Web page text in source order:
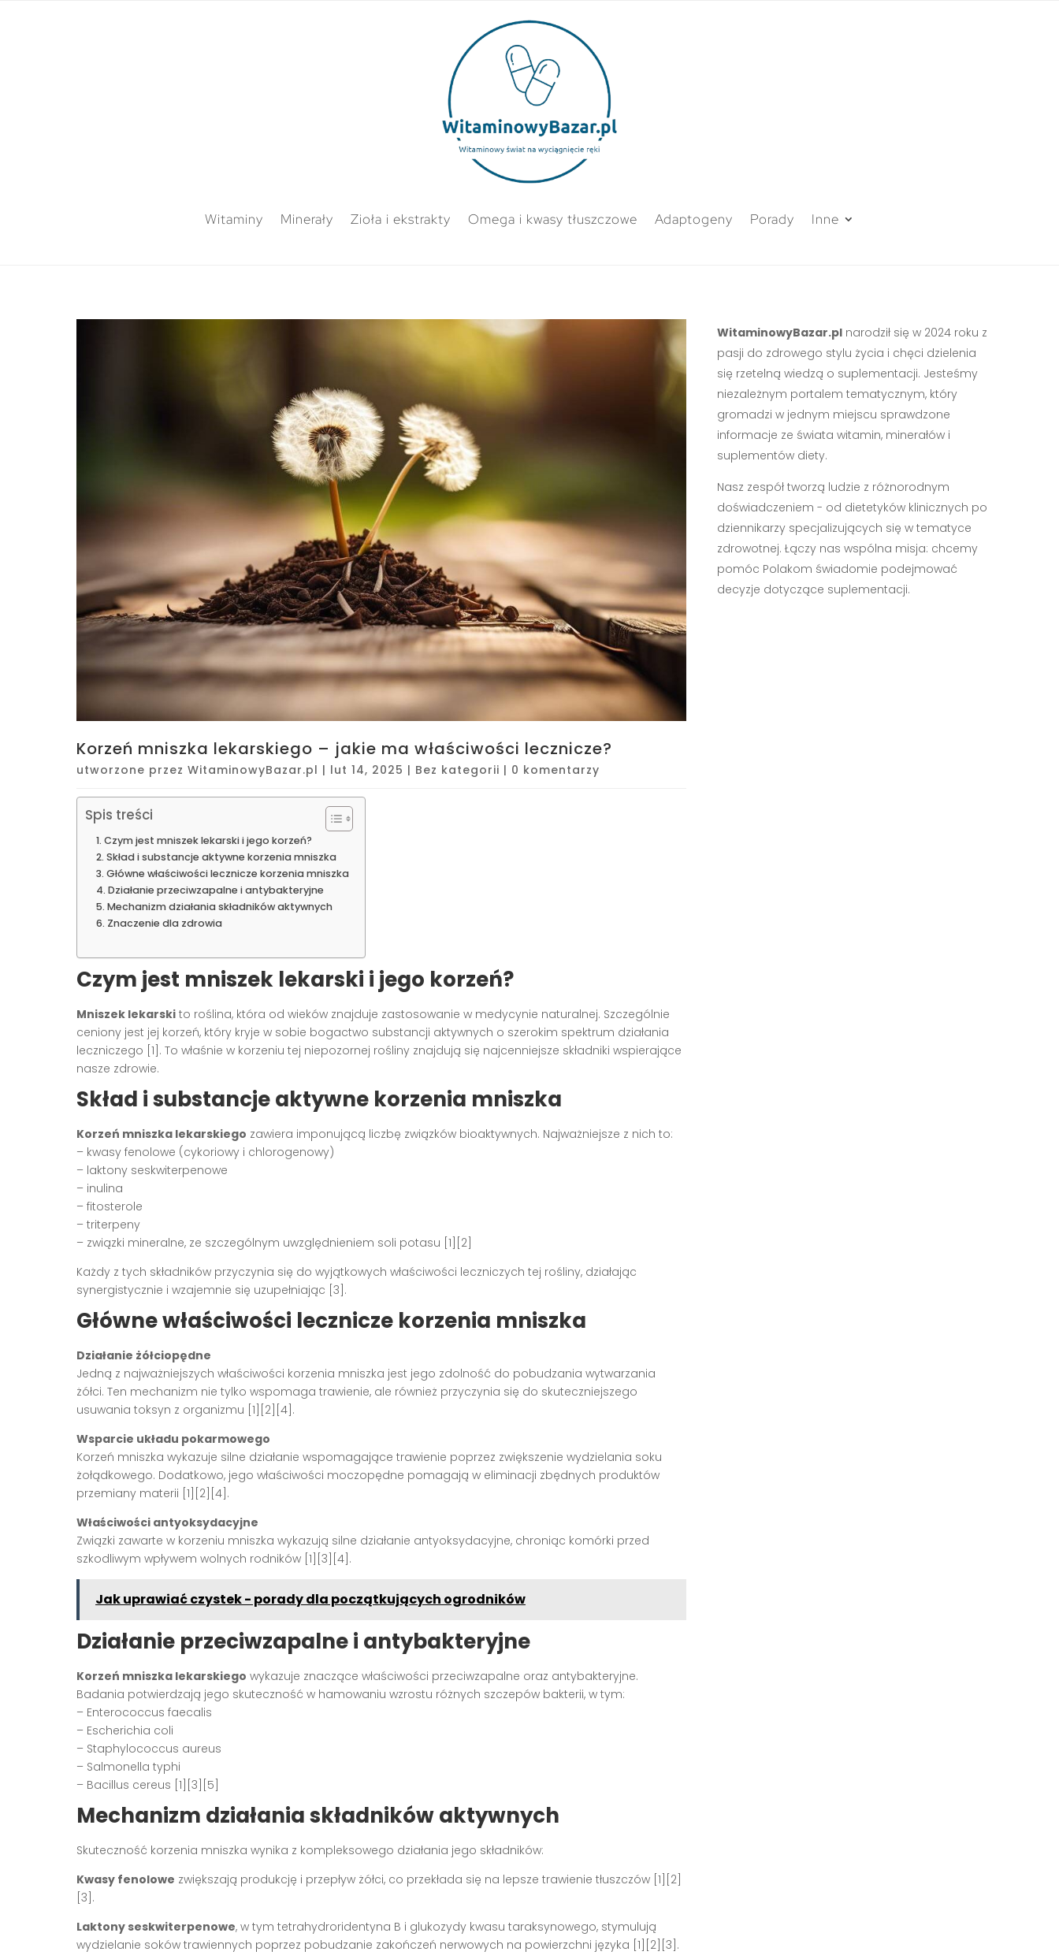
Witaminy Minerały Zioła i ekstrakty Omega i kwasy tłuszczowe Adaptogeny Porady Inne
Korzeń mniszka lekarskiego – jakie ma właściwości lecznicze?
utworzone przez WitaminowyBazar.pl | lut 14, 2025 | Bez kategorii | 0 komentarzy
Spis treści
Czym jest mniszek lekarski i jego korzeń?
Skład i substancje aktywne korzenia mniszka
Główne właściwości lecznicze korzenia mniszka
Działanie przeciwzapalne i antybakteryjne
Mechanizm działania składników aktywnych
Znaczenie dla zdrowia
Czym jest mniszek lekarski i jego korzeń?
Mniszek lekarski to roślina, która od wieków znajduje zastosowanie w medycynie naturalnej. Szczególnie
ceniony jest jej korzeń, który kryje w sobie bogactwo substancji aktywnych o szerokim spektrum działania
leczniczego [1]. To właśnie w korzeniu tej niepozornej rośliny znajdują się najcenniejsze składniki wspierające
nasze zdrowie.
Skład i substancje aktywne korzenia mniszka
Korzeń mniszka lekarskiego zawiera imponującą liczbę związków bioaktywnych. Najważniejsze z nich to:
– kwasy fenolowe (cykoriowy i chlorogenowy)
– laktony seskwiterpenowe
– inulina
– fitosterole
– triterpeny
– związki mineralne, ze szczególnym uwzględnieniem soli potasu [1][2]
Każdy z tych składników przyczynia się do wyjątkowych właściwości leczniczych tej rośliny, działając
synergistycznie i wzajemnie się uzupełniając [3].
Główne właściwości lecznicze korzenia mniszka
Działanie żółciopędne
Jedną z najważniejszych właściwości korzenia mniszka jest jego zdolność do pobudzania wytwarzania
żółci. Ten mechanizm nie tylko wspomaga trawienie, ale również przyczynia się do skuteczniejszego
usuwania toksyn z organizmu [1][2][4].
Wsparcie układu pokarmowego
Korzeń mniszka wykazuje silne działanie wspomagające trawienie poprzez zwiększenie wydzielania soku
żołądkowego. Dodatkowo, jego właściwości moczopędne pomagają w eliminacji zbędnych produktów
przemiany materii [1][2][4].
Właściwości antyoksydacyjne
Związki zawarte w korzeniu mniszka wykazują silne działanie antyoksydacyjne, chroniąc komórki przed
szkodliwym wpływem wolnych rodników [1][3][4].
Jak uprawiać czystek - porady dla początkujących ogrodników
Działanie przeciwzapalne i antybakteryjne
Korzeń mniszka lekarskiego wykazuje znaczące właściwości przeciwzapalne oraz antybakteryjne.
Badania potwierdzają jego skuteczność w hamowaniu wzrostu różnych szczepów bakterii, w tym:
– Enterococcus faecalis
– Escherichia coli
– Staphylococcus aureus
– Salmonella typhi
– Bacillus cereus [1][3][5]
Mechanizm działania składników aktywnych
Skuteczność korzenia mniszka wynika z kompleksowego działania jego składników:
Kwasy fenolowe zwiększają produkcję i przepływ żółci, co przekłada się na lepsze trawienie tłuszczów [1][2]
[3].
Laktony seskwiterpenowe, w tym tetrahydroridentyna B i glukozydy kwasu taraksynowego, stymulują
wydzielanie soków trawiennych poprzez pobudzanie zakończeń nerwowych na powierzchni języka [1][2][3].
WitaminowyBazar.plnarodził się w 2024 roku z
pasji do zdrowego stylu życia i chęci dzielenia
się rzetelną wiedzą o suplementacji. Jesteśmy
niezależnym portalem tematycznym, który
gromadzi w jednym miejscu sprawdzone
informacje ze świata witamin, minerałów i
suplementów diety.
Nasz zespół tworzą ludzie z różnorodnym
doświadczeniem - od dietetyków klinicznych po
dziennikarzy specjalizujących się w tematyce
zdrowotnej. Łączy nas wspólna misja: chcemy
pomóc Polakom świadomie podejmować
decyzje dotyczące suplementacji.